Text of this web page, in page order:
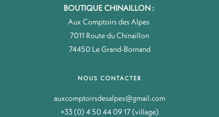
BOUTIQUE CHINAILLON :
Aux Comptoirs des Alpes
7011 Route du Chinaillon
74450 Le Grand-Bornand
NOUS CONTACTER
auxcomptoirsdesalpes@gmail.com
+33 (0) 4 50 44 09 17 (village)